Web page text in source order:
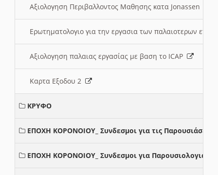
Αξιολογηση Περιβαλλοντος Μαθησης κατα Jonassen
Ερωτηματολογιο για την εργασια των παλαιοτερων
Αξιολογηση παλαιας εργασίας με βαση το ICAP
Καρτα Εξοδου 2
ΚΡΥΦΟ
ΕΠΟΧΗ ΚΟΡΟΝΟΙΟΥ_ Συνδεσμοι για τις Παρουσιάσεις
ΕΠΟΧΗ ΚΟΡΟΝΟΙΟΥ_ Συνδεσμοι για Παρουσιολογια